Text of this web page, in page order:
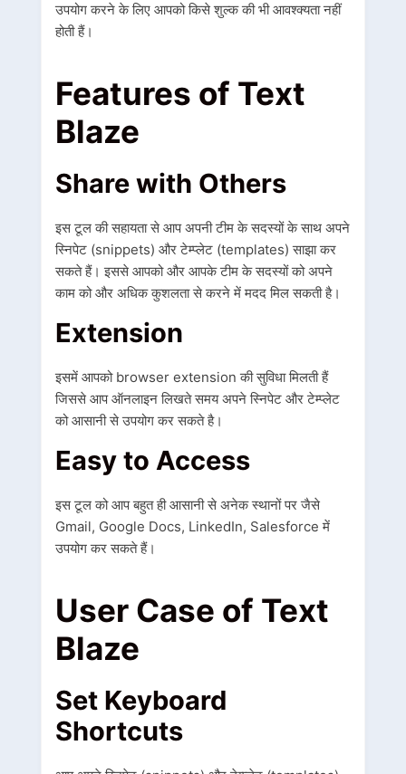
उपयोग करने के लिए आपको किसे शुल्क की भी आवश्क्यता नहीं
होती हैं।
Features of Text
Blaze
Share with Others
इस टूल की सहायता से आप अपनी टीम के सदस्यों के साथ अपने
स्निपेट (snippets) और टेम्प्लेट (templates) साझा कर
सकते हैं। इससे आपको और आपके टीम के सदस्यों को अपने
काम को और अधिक कुशलता से करने में मदद मिल सकती है।
Extension
इसमें आपको browser extension की सुविधा मिलती हैं
जिससे आप ऑनलाइन लिखते समय अपने स्निपेट और टेम्प्लेट
को आसानी से उपयोग कर सकते है।
Easy to Access
इस टूल को आप बहुत ही आसानी से अनेक स्थानों पर जैसे
Gmail, Google Docs, LinkedIn, Salesforce में
उपयोग कर सकते हैं।
User Case of Text
Blaze
Set Keyboard
Shortcuts